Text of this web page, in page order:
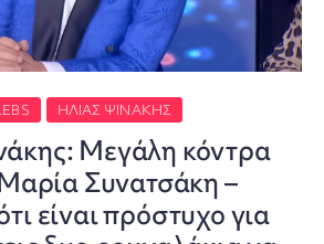
ΗΛΊΑΣ ΨΙΝΆΚΗΣ
Μεγάλη κόντρα
Συνατσάκη –
είναι πρόστυχο για